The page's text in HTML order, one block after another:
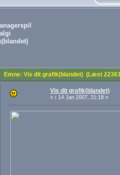
Emne: Vis dit grafik(blandet) (Læst
Vis dit grafik(blandet)
« : 14 Jan 2007, 21:18 »